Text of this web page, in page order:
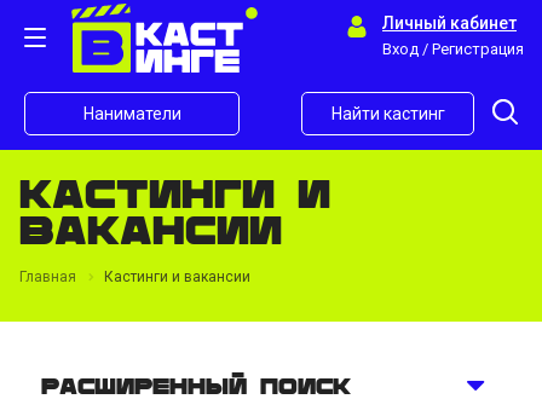
Личный кабинет
Вход / Регистрация
Наниматели Найти кастинг
Кастинги и
вакансии
Главная Кастинги и вакансии
Расширенный поиск